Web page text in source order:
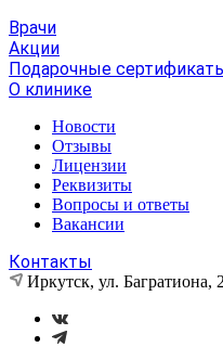
Врачи
Акции
Подарочные
О клинике
Новости
Отзывы
Лицензии
Реквизиты
Вопросы и ответы
Вакансии
Контакты
Иркутск, ул. Багратиона,